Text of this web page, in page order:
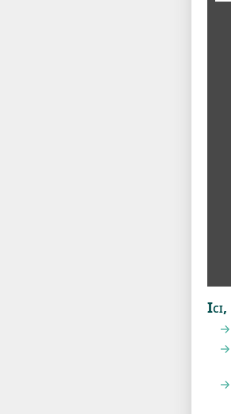
Ici,